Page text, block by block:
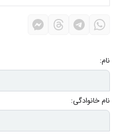
نام:
نام خانوادگی: